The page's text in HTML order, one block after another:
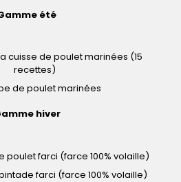
été
cuisse de poulet marinées (15
recettes)
de poulet marinées
hiver
poulet farci (farce 100% volaille)
farci (farce 100% volaille)